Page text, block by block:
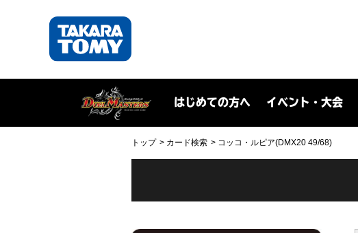
はじめての方へ イベント・大会
トップ カード検索 コッコ・ルピア(DMX20 49/68)